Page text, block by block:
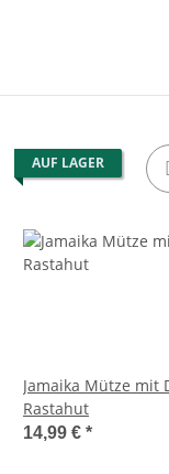
AUF LAGER
Jamaika Mütze mit
Rastahut
14,99 € *